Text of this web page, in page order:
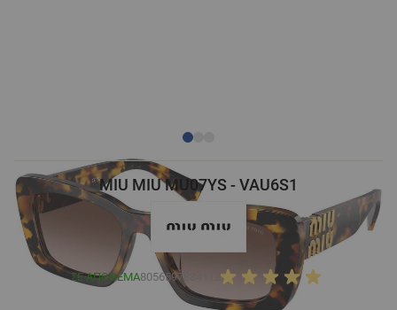
MIU MIU MU07YS - VAU6S1
ΣΕ ΑΠΌΘΕΜΑ8056597884112